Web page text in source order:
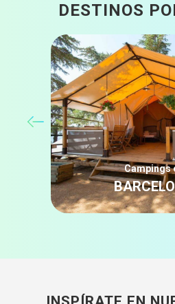
DESTINOS
Campings